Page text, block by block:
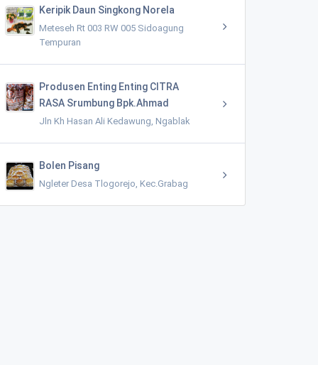
Keripik Daun Singkong Norela
Meteseh Rt 003 RW 005 Sidoagung
Tempuran
Produsen Enting Enting CITRA
RASA Srumbung Bpk.Ahmad
Jln Kh Hasan Ali Kedawung, Ngablak
Bolen Pisang
Ngleter Desa Tlogorejo, Kec.Grabag